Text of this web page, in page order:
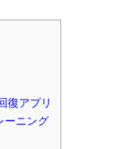
復アプリ
ーニング